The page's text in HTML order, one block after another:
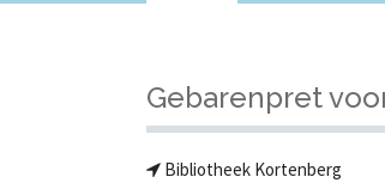
Gebarenpret
Bibliotheek Kortenberg